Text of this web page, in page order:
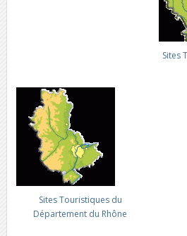
Sites
Sites Touristiques du
Département du Rhône